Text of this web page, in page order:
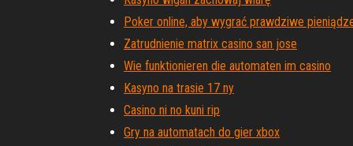
Poker online, aby wygrać prawdziwe
Zatrudnienie matrix casino san jose
Wie funktionieren die automaten im casino
Kasyno na trasie 17 ny
Casino ni no kuni rip
Gry na automatach do gier xbox